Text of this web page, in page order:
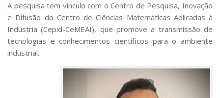
A pesquisa tem vínculo com o Centro de Pesquisa, Inovação
e Difusão do Centro de Ciências Matemáticas Aplicadas à
Indústria (Cepid-CeMEAI), que promove a transmissão de
tecnologias e conhecimentos científicos para o ambiente
industrial.